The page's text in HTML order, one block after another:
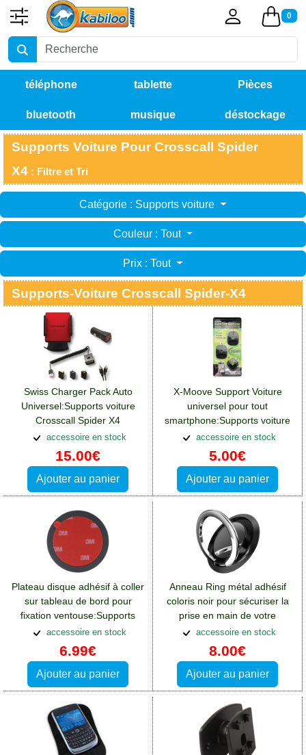
0
téléphone tablette Pièces
détachées
bluetooth musique déstockage
Supports Voiture Pour Crosscall Spider
X4 : Filtre et Tri
Catégorie : Supports voiture
Couleur : Tout
Prix : Tout
Supports-Voiture Crosscall Spider-X4
Swiss Charger Pack Auto
Universel:Supports voiture
Crosscall Spider X4
accessoire en stock
15.00€
Ajouter au panier
X-Moove Support Voiture
universel pour tout
smartphone:Supports voiture
Crosscall Spider X4
accessoire en stock
5.00€
Ajouter au panier
Plateau disque adhésif à coller
sur tableau de bord pour
fixation ventouse:Supports
voiture Crosscall Spider X4
accessoire en stock
6.99€
Ajouter au panier
Anneau Ring métal adhésif
coloris noir pour sécuriser la
prise en main de votre
smartphone
accessoire en stock
8.00€
Ajouter au panier